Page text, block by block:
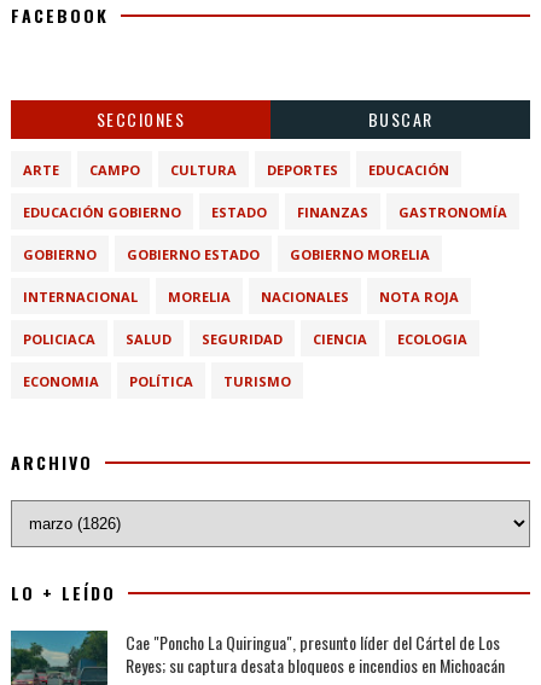
FACEBOOK
SECCIONES BUSCAR
ARTE CAMPO CULTURA DEPORTES EDUCACIÓN
EDUCACIÓN GOBIERNO ESTADO FINANZAS GASTRONOMÍA
GOBIERNO GOBIERNO ESTADO GOBIERNO MORELIA
INTERNACIONAL MORELIA NACIONALES NOTA ROJA
POLICIACA SALUD SEGURIDAD CIENCIA ECOLOGIA
ECONOMIA POLÍTICA TURISMO
ARCHIVO
LO + LEÍDO
Cae "Poncho La Quiringua", presunto líder del Cártel de Los
Reyes; su captura desata bloqueos e incendios en Michoacán